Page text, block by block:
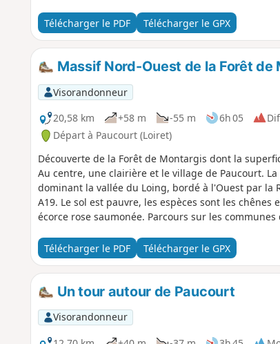
Télécharger le PDF Télécharger le GPX
Massif Nord-Ouest de la Forêt de
Visorandonneur
20,58 km
+58 m -55 m 6h 05
Départ à Paucourt (Loiret)
Découverte de la Forêt de Montargis dont la
Au centre, une clairière et le village de Paucourt.
dominant la vallée du Loing, bordé à l'Ouest par la
A19. Le sol est pauvre, les espèces sont les
écorce rose saumonée. Parcours sur les
Télécharger le PDF Télécharger le GPX
Un tour autour de Paucourt
Visorandonneur